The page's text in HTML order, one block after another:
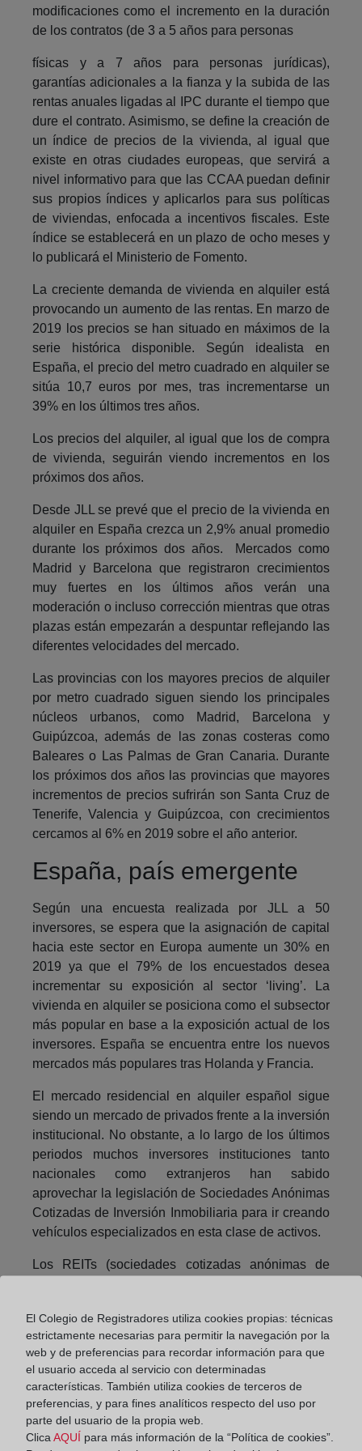
modificaciones como el incremento en la duración
de los contratos (de 3 a 5 años para personas
físicas y a 7 años para personas jurídicas),
garantías adicionales a la fianza y la subida de las
rentas anuales ligadas al IPC durante el tiempo que
dure el contrato. Asimismo, se define la creación de
un índice de precios de la vivienda, al igual que
existe en otras ciudades europeas, que servirá a
nivel informativo para que las CCAA puedan definir
sus propios índices y aplicarlos para sus políticas
de viviendas, enfocada a incentivos fiscales. Este
índice se establecerá en un plazo de ocho meses y
lo publicará el Ministerio de Fomento.
La creciente demanda de vivienda en alquiler está
provocando un aumento de las rentas. En marzo de
2019 los precios se han situado en máximos de la
serie histórica disponible. Según idealista en
España, el precio del metro cuadrado en alquiler se
sitúa 10,7 euros por mes, tras incrementarse un
39% en los últimos tres años.
Los precios del alquiler, al igual que los de compra
de vivienda, seguirán viendo incrementos en los
próximos dos años.
Desde JLL se prevé que el precio de la vivienda en
alquiler en España crezca un 2,9% anual promedio
durante los próximos dos años. Mercados como
Madrid y Barcelona que registraron crecimientos
muy fuertes en los últimos años verán una
moderación o incluso corrección mientras que otras
plazas están empezarán a despuntar reflejando las
diferentes velocidades del mercado.
Las provincias con los mayores precios de alquiler
por metro cuadrado siguen siendo los principales
núcleos urbanos, como Madrid, Barcelona y
Guipúzcoa, además de las zonas costeras como
Baleares o Las Palmas de Gran Canaria. Durante
los próximos dos años las provincias que mayores
incrementos de precios sufrirán son Santa Cruz de
Tenerife, Valencia y Guipúzcoa, con crecimientos
cercamos al 6% en 2019 sobre el año anterior.
España, país emergente
Según una encuesta realizada por JLL a 50
inversores, se espera que la asignación de capital
hacia este sector en Europa aumente un 30% en
2019 ya que el 79% de los encuestados desea
incrementar su exposición al sector ‘living’. La
vivienda en alquiler se posiciona como el subsector
más popular en base a la exposición actual de los
inversores. España se encuentra entre los nuevos
mercados más populares tras Holanda y Francia.
El mercado residencial en alquiler español sigue
siendo un mercado de privados frente a la inversión
institucional. No obstante, a lo largo de los últimos
periodos muchos inversores instituciones tanto
nacionales como extranjeros han sabido
aprovechar la legislación de Sociedades Anónimas
Cotizadas de Inversión Inmobiliaria para ir creando
vehículos especializados en esta clase de activos.
Los REITs (sociedades cotizadas anónimas de
profesionalizada y transparente al cotizar en un
mercado bursátil, se han ido desarrollando
fundamentalmente en los tres últimos años y hoy
suponen una capitalización bursátil de 2.646
Millones de euros (+6% frente a diciembre de 2018)
y un valor bruto de activos superior a 7.200 Millones
de euros.
El Colegio de Registradores utiliza cookies propias: técnicas
estrictamente necesarias para permitir la navegación por la
web y de preferencias para recordar información para que
el usuario acceda al servicio con determinadas
características. También utiliza cookies de terceros de
preferencias, y para fines analíticos respecto del uso por
parte del usuario de la propia web.
Clica AQUÍ para más información de la “Política de cookies”.